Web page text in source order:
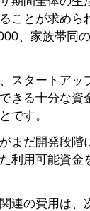
ことが求めら
、家族帯同
スタートアッ
きる十分な資
です。
まだ開発段階
利用可能資金
連の費用は、